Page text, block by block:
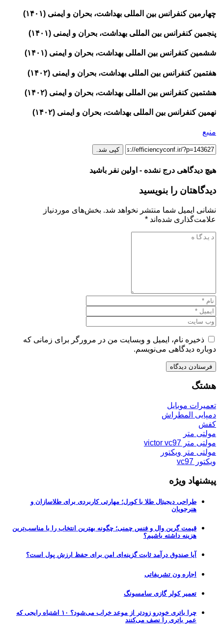
چهارمین کنفرانس بین المللی بهداشت، بحران و ایمنی (۱۴۰۱)
پنجمین کنفرانس بین المللی بهداشت، بحران و ایمنی (۱۴۰۱)
ششمین کنفرانس بین المللی بهداشت، بحران و ایمنی (۱۴۰۱)
هفتمین کنفرانس بین المللی بهداشت، بحران و ایمنی (۱۴۰۲)
هشتمین کنفرانس بین المللی بهداشت، بحران و ایمنی (۱۴۰۲)
نهمین کنفرانس بین المللی بهداشت، بحران و ایمنی (۱۴۰۲)
منبع
کپی شد.
هیچ دیدگاهی درج نشده - اولین نفر باشید
دیدگاهتان را بنویسید
نشانی ایمیل شما منتشر نخواهد شد. بخش‌های موردنیاز
علامت‌گذاری شده‌اند *
ذخیره نام، ایمیل و وبسایت من در مرورگر برای زمانی که
دوباره دیدگاهی می‌نویسم.
هشتگ
تعمیرات موبایل
دمپایی المطراش
کفش
مولتی متر
مولتی متر victor vc97
مولتی متر ویکتور
ویکتور vc97
پیشنهاد ویژه
طراحی دیجیتال طلا با کورل؛ مهارتی کاربردی برای طلاسازان و
هنرجویان
قیمت گرین وال و فنس چمنی؛ چگونه بهترین انتخاب را با مناسب‌ترین
هزینه داشته باشیم؟
آیا صندوق درآمد ثابت گزینه‌ای امن برای حفظ ارزش پول است؟
اجاره ون تشریفاتی
تعمیر کولر گازی سامسونگ
چرا باتری خودرو زودتر از موعد خراب می‌شود؟ ۱۰ اشتباه رایجی که
عمر باتری را نصف می‌کنند